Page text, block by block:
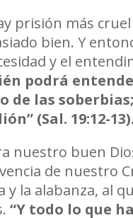
prisión más
bien. Y
y el
én podrá
de las
”(Sal. 19:12-13).
nuestro buen
de nuestro
y la alabanza, al
“Y todo lo que